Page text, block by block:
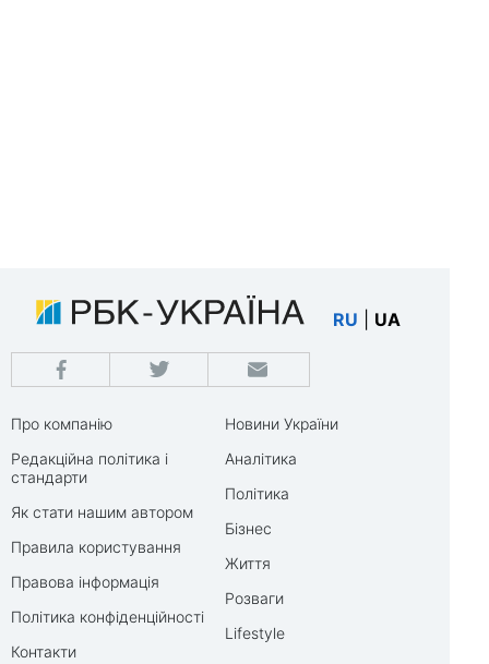
RU UA
Про компанію
Редакційна політика і
стандарти
Як стати нашим автором
Правила користування
Правова інформація
Політика конфіденційності
Контакти
Новини України
Аналітика
Політика
Бізнес
Життя
Розваги
Lifestyle